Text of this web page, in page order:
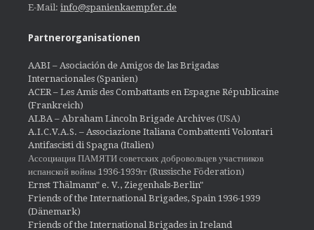
E-Mail: info@spanienkaempfer.de
Partnerorganisationen
AABI – Asociación de Amigos de las Brigadas
Internacionales (Spanien)
ACER – Les Amis des Combattants en Espagne Républicaine
(Frankreich)
ALBA – Abraham Lincoln Brigade Archives (USA)
A.I.C.V.A.S. – Associazione Italiana Combattenti Volontari
Antifascisti di Spagna (Italien)
Ассоциация ПАМЯТИ советских добровольцев участников
испанской войны 1936-1939гг (Russische Föderation)
Ernst Thälmann" e. V., Ziegenhals-Berlin"
Friends of the International Brigades, Spain 1936-1939
(Dänemark)
Friends of the International Brigades in Ireland